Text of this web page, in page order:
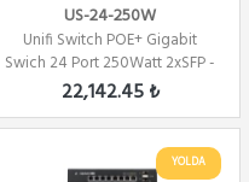
US-24-250W
Unifi Switch POE+ Gigabit
Swich 24 Port 250Watt 2xSFP -
Yönetilebi...
22,142.45 ₺
YOLDA